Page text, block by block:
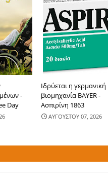
-
Day
Ιδρύεται η γερμανική
βιομηχανία BAYER -
Ασπιρίνη 1863
ΑΥΓΟΥΣΤΟΥ 07, 2026